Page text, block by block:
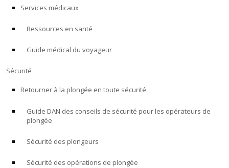
Alert Diver
Blog
PROGRAMMES POUR LES PROFESSIONNELS
À PROPOS
Services médicaux
Ressources en santé
Guide médical du voyageur
Sécurité
Retourner à la plongée en toute sécurité
Guide DAN des conseils de sécurité pour les opérateurs de
plongée
Sécurité des plongeurs
Sécurité des opérations de plongée